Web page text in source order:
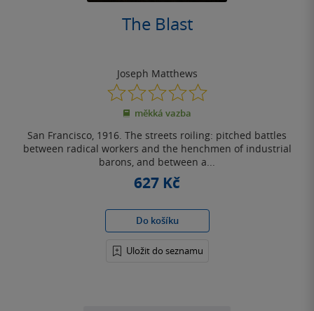
The Blast
Joseph Matthews
0.0
z
5
měkká vazba
San Francisco, 1916. The streets roiling: pitched battles
between radical workers and the henchmen of industrial
barons, and between a...
627 Kč
Do košíku
Uložit do seznamu